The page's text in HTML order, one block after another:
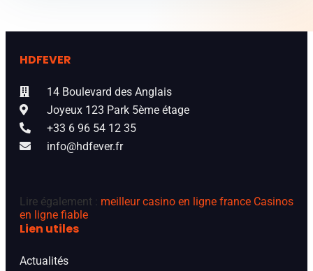
HDFEVER
14 Boulevard des Anglais
Joyeux 123 Park 5ème étage
+33 6 96 54 12 35
info@hdfever.fr
Lire également : meilleur casino en ligne france Casinos
en ligne fiable
Lien utiles
Actualités